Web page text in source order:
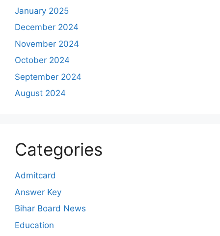
January 2025
December 2024
November 2024
October 2024
September 2024
August 2024
Categories
Admitcard
Answer Key
Bihar Board News
Education